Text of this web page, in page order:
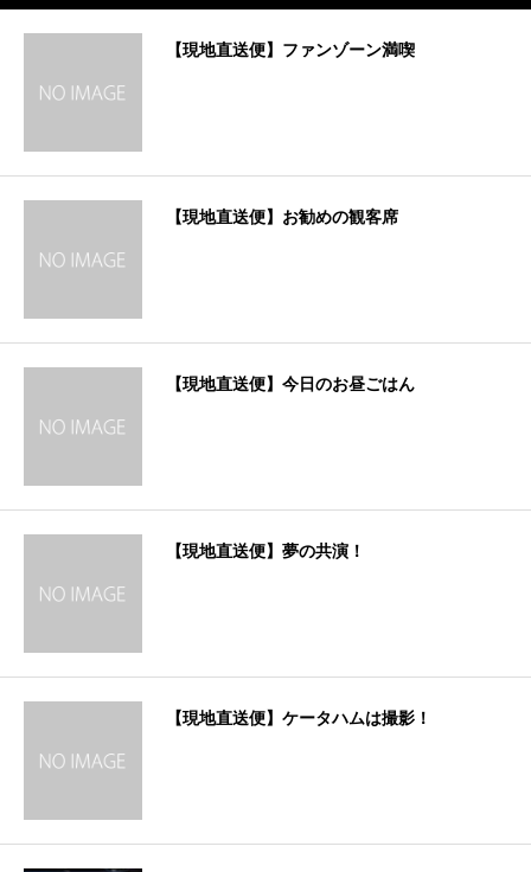
【現地直送便】ファンゾーン満喫
【現地直送便】お勧めの観客席
【現地直送便】今日のお昼ごはん
【現地直送便】夢の共演！
【現地直送便】ケータハムは撮影！